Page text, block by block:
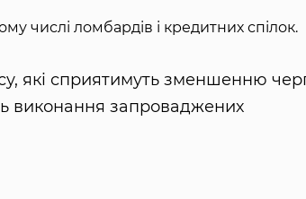
числі ломбардів і кредитних спілок.
які сприятимуть зменшенню
виконання запроваджених